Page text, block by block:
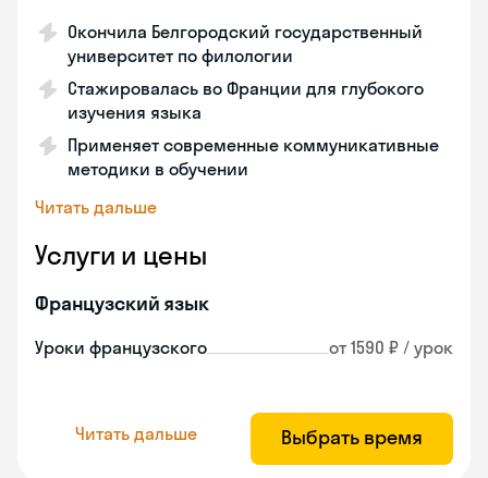
Окончила Белгородский государственный
университет по филологии
Стажировалась во Франции для глубокого
изучения языка
Применяет современные коммуникативные
методики в обучении
Читать дальше
Услуги и цены
Французский язык
Уроки французского от 1590 ₽ / урок
Читать дальше Выбрать время